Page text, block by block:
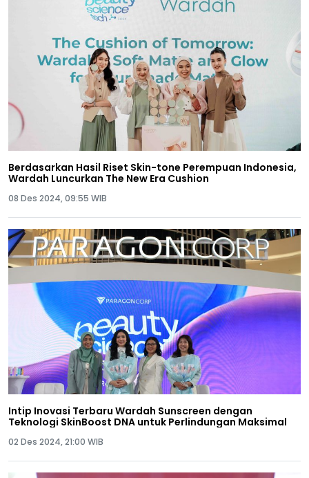
Berdasarkan Hasil Riset Skin-tone Perempuan Indonesia,
Wardah Luncurkan The New Era Cushion
08 Des 2024, 09:55 WIB
Intip Inovasi Terbaru Wardah Sunscreen dengan
Teknologi SkinBoost DNA untuk Perlindungan Maksimal
02 Des 2024, 21:00 WIB